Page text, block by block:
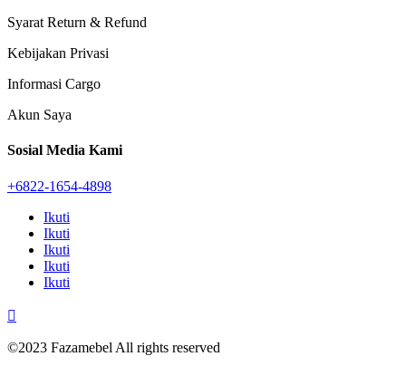
Syarat Return & Refund
Kebijakan Privasi
Informasi Cargo
Akun Saya
Sosial Media Kami
+6822-1654-4898
Ikuti
Ikuti
Ikuti
Ikuti
Ikuti

©2023 Fazamebel All rights reserved